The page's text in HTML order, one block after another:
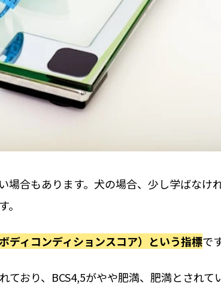
合もあります。犬の場合、少し学ばなけれ
ディコンディションスコア）という指標で
ており、BCS4,5がやや肥満、肥満とされて